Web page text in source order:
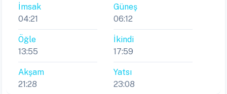
İmsak
04:21
Güneş
06:12
Öğle
13:55
İkindi
17:59
Akşam
21:28
Yatsı
23:08